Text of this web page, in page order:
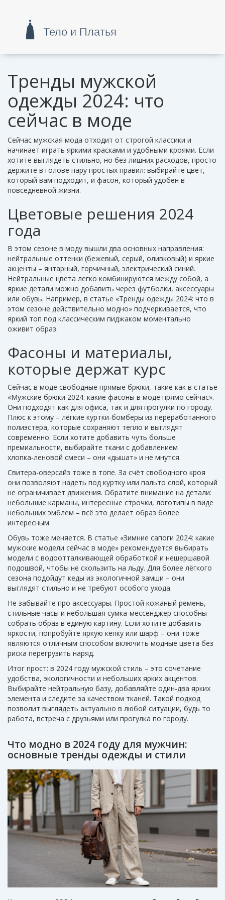
Тренды мужской
одежды 2024: что
сейчас в моде
Сейчас мужская мода отходит от строгой классики и
начинает играть яркими красками и удобными кроями. Если
хотите выглядеть стильно, но без лишних расходов, просто
держите в голове пару простых правил: выбирайте цвет,
который вам подходит, и фасон, который удобен в
повседневной жизни.
Цветовые решения 2024
года
В этом сезоне в моду вышли два основных направления:
нейтральные оттенки (бежевый, серый, оливковый) и яркие
акценты – янтарный, горчичный, электрический синий.
Нейтральные цвета легко комбинируются между собой, а
яркие детали можно добавить через футболки, аксессуары
или обувь. Например, в статье «Тренды одежды 2024: что в
этом сезоне действительно модно» подчеркивается, что
яркий топ под классическим пиджаком моментально
оживит образ.
Фасоны и материалы,
которые держат курс
Сейчас в моде свободные прямые брюки, такие как в статье
«Мужские брюки 2024: какие фасоны в моде прямо сейчас».
Они подходят как для офиса, так и для прогулки по городу.
Плюс к этому – лёгкие куртки-бомберы из переработанного
полиэстера, которые сохраняют тепло и выглядят
современно. Если хотите добавить чуть больше
премиальности, выбирайте ткани с добавлением
хлопка‑леновой смеси – они «дышат» и не мнутся.
Свитера-оверсайз тоже в топе. За счёт свободного кроя
они позволяют надеть под куртку или пальто слой, который
не ограничивает движения. Обратите внимание на детали:
небольшие карманы, интересные строчки, логотипы в виде
небольших эмблем – всё это делает образ более
интересным.
Обувь тоже меняется. В статье «Зимние сапоги 2024: какие
мужские модели сейчас в моде» рекомендуется выбирать
модели с водоотталкивающей обработкой и нешершавой
подошвой, чтобы не скользить на льду. Для более лёгкого
сезона подойдут кеды из экологичной замши – они
выглядят стильно и не требуют особого ухода.
Не забывайте про аксессуары. Простой кожаный ремень,
стильные часы и небольшая сумка-мессенджер способны
собрать образ в единую картину. Если хотите добавить
яркости, попробуйте яркую кепку или шарф – они тоже
являются отличным способом включить модные цвета без
риска перегрузить наряд.
Итог прост: в 2024 году мужской стиль – это сочетание
удобства, экологичности и небольших ярких акцентов.
Выбирайте нейтральную базу, добавляйте один‑два ярких
элемента и следите за качеством тканей. Такой подход
позволит выглядеть актуально в любой ситуации, будь то
работа, встреча с друзьями или прогулка по городу.
Что модно в 2024 году для мужчин:
основные тренды одежды и стили